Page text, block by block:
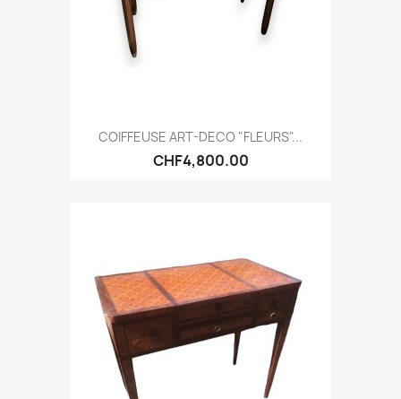
COIFFEUSE ART-DECO "FLEURS"...
CHF4,800.00